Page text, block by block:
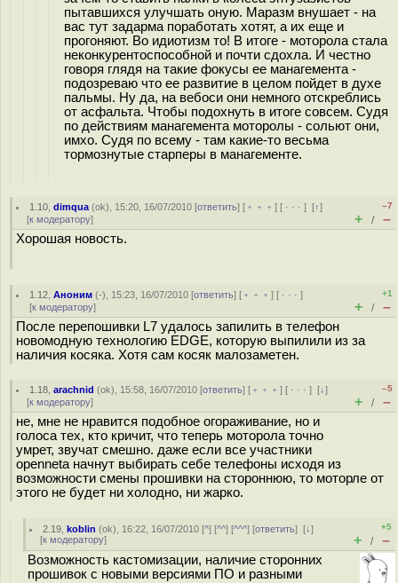
пытавшихся улучшать оную. Маразм внушает - на
вас тут задарма поработать хотят, а их еще и
прогоняют. Во идиотизм то! В итоге - моторола стала
неконкурентоспособной и почти сдохла. И честно
говоря глядя на такие фокусы ее манагемента -
подозреваю что ее развитие в целом пойдет в духе
пальмы. Ну да, на вебоси они немного отскреблись
от асфальта. Чтобы подохнуть в итоге совсем. Судя
по действиям манагемента моторолы - сольют они,
имхо. Судя по всему - там какие-то весьма
тормознутые старперы в манагементе.
1.10 ,dimqua (ok), 15:20, 16/07/2010 [ответить] [ ﹢﹢﹢] [ · · ·][↑]
[к модератору]
–7
+ / –
Хорошая новость.
1.12 ,Аноним (-), 15:23, 16/07/2010 [ответить] [ ﹢﹢﹢] [ · · ·]
[к модератору]
+1
+ / –
После перепошивки L7 удалось запилить в телефон
новомодную технологию EDGE, которую выпилили из за
наличия косяка. Хотя сам косяк малозаметен.
1.18 ,arachnid (ok), 15:58, 16/07/2010 [ответить] [ ﹢﹢﹢] [ · · ·][↓]
[к модератору]
–5
+ / –
не, мне не нравится подобное огораживание, но и
голоса тех, кто кричит, что теперь моторола точно
умрет, звучат смешно. даже если все участники
openneta начнут выбирать себе телефоны исходя из
возможности смены прошивки на стороннюю, то моторле от
этого не будет ни холодно, ни жарко.
2.19 ,koblin (ok), 16:22, 16/07/2010 [^] [^^] [^^^] [ответить][↓]
[к модератору]
+5
+ / –
Возможность кастомизации, наличие сторонних
прошивок с новыми версиями ПО и разными